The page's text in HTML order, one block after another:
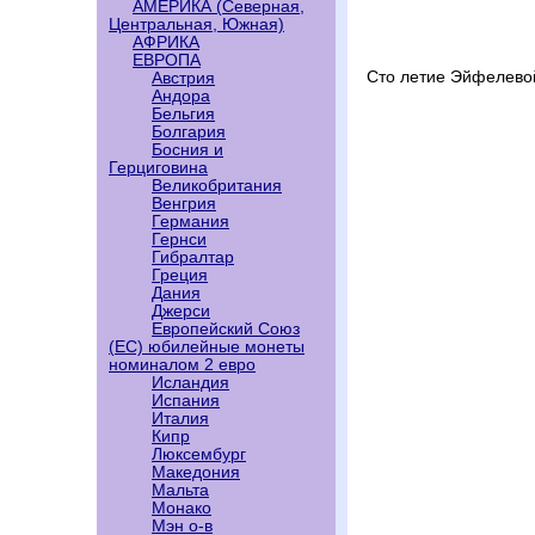
АМЕРИКА (Северная,
Центральная, Южная)
АФРИКА
ЕВРОПА
Австрия
Андора
Бельгия
Болгария
Босния и
Герциговина
Великобритания
Венгрия
Германия
Гернси
Гибралтар
Греция
Дания
Джерси
Европейский Союз
(ЕС) юбилейные монеты
номиналом 2 евро
Исландия
Испания
Италия
Кипр
Люксембург
Македония
Мальта
Монако
Мэн о-в
Сто летие